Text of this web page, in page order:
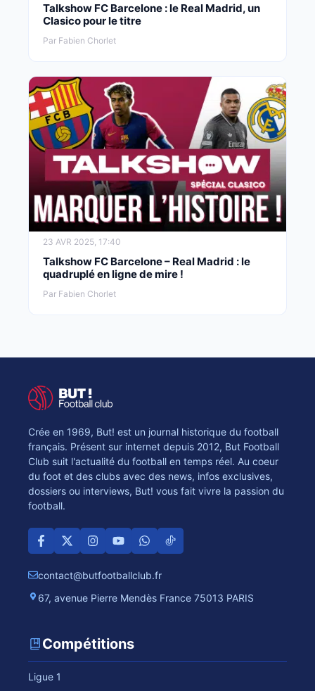
Talkshow FC Barcelone : le Real Madrid, un
Clasico pour le titre
Par Fabien Chorlet
23 AVR 2025, 17:40
Talkshow FC Barcelone – Real Madrid : le
quadruplé en ligne de mire !
Par Fabien Chorlet
Crée en 1969, But! est un journal historique du football
français. Présent sur internet depuis 2012, But Football
Club suit l'actualité du football en temps réel. Au coeur
du foot et des clubs avec des news, infos exclusives,
dossiers ou interviews, But! vous fait vivre la passion du
football.
contact@butfootballclub.fr
67, avenue Pierre Mendès France 75013 PARIS
Compétitions
Ligue 1